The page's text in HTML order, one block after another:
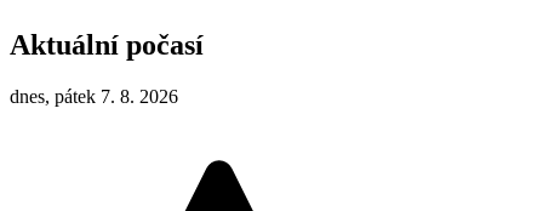
Aktuální počasí
dnes, pátek 7. 8. 2026